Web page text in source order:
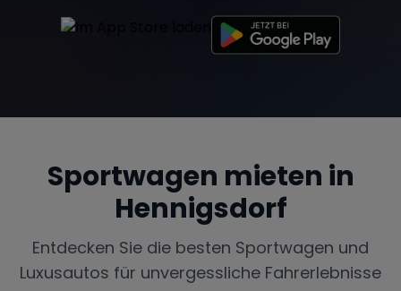
Sportwagen mieten in
Hennigsdorf
Entdecken Sie die besten Sportwagen und
Luxusautos für unvergessliche Fahrerlebnisse